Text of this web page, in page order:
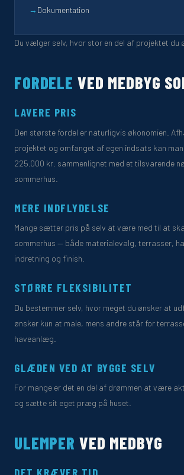
→ Dokumentation
Du vælger selv, hvor stor en del af projektet du
FORDELE VED MEDBYG
LAVERE PRIS
Den største fordel er naturligvis økonomien.
projektet og omfanget af egen indsats kan
225.000 kr. sammenlignet med et tilsvarende
sommerhus.
MERE INDFLYDELSE
Mange sætter pris på selv at være med til at
sommerhus — både materialevalg, terrasser,
indretning og finish.
STØRRE FLEKSIBILITET
Du bestemmer selv, hvor meget du ønsker at
ønsker kun at male, mens andre står for
haveanlæg.
GLÆDEN VED AT BYGGE SELV
For mange er det en del af drømmen at være
og sætte sit eget præg på huset.
ULEMPER VED MEDBYG